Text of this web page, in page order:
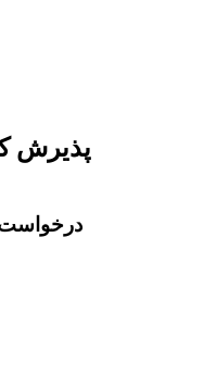
پذیرش
درخواست